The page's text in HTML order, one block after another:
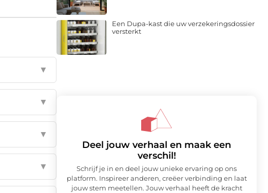
▼
▼
▼
▼
Een Dupa-kast die uw verzekeringsdossier
versterkt
Deel jouw verhaal en maak een
verschil!
Schrijf je in en deel jouw unieke ervaring op ons
platform. Inspireer anderen, creëer verbinding en laat
jouw stem meetellen. Jouw verhaal heeft de kracht